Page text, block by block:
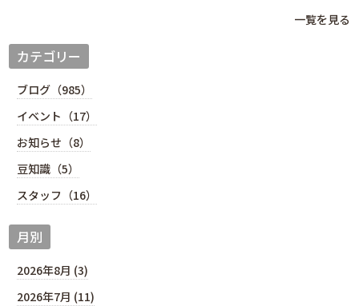
一覧を見る
カテゴリー
ブログ（985）
イベント（17）
お知らせ（8）
豆知識（5）
スタッフ（16）
月別
2026年8月 (3)
2026年7月 (11)